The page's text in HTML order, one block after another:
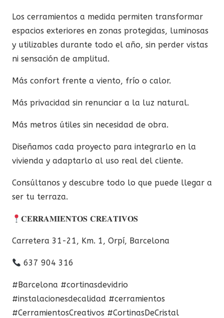
Los cerramientos a medida permiten transformar
espacios exteriores en zonas protegidas, luminosas
y utilizables durante todo el año, sin perder vistas
ni sensación de amplitud.
Más confort frente a viento, frío o calor.
Más privacidad sin renunciar a la luz natural.
Más metros útiles sin necesidad de obra.
Diseñamos cada proyecto para integrarlo en la
vivienda y adaptarlo al uso real del cliente.
Consúltanos y descubre todo lo que puede llegar a
ser tu terraza.
𝐂𝐄𝐑𝐑𝐀𝐌𝐈𝐄𝐍𝐓𝐎𝐒 𝐂𝐑𝐄𝐀𝐓𝐈𝐕𝐎𝐒
Carretera 31-21, Km. 1, Orpí, Barcelona
637 904 316
#Barcelona #cortinasdevidrio
#instalacionesdecalidad #cerramientos
#CerramientosCreativos #CortinasDeCristal